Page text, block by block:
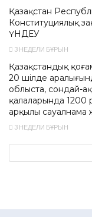
Қазақстан
Конституциялық
ҮНДЕУ
3 НЕДЕЛИ БҰРЫН
Қазақстандық
20 шілде
облыста, сондай-
қалаларында 1200
арқылы сауалнама
3 НЕДЕЛИ БҰРЫН